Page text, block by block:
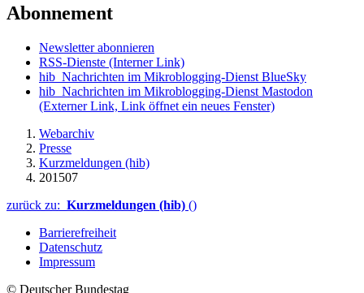
Abonnement
Newsletter abonnieren
RSS-Dienste (Interner Link)
hib_Nachrichten im Mikroblogging-Dienst BlueSky
hib_Nachrichten im Mikroblogging-Dienst Mastodon
(Externer Link, Link öffnet ein neues Fenster)
Webarchiv
Presse
Kurzmeldungen (hib)
201507
zurück zu: Kurzmeldungen (hib) ()
Barrierefreiheit
Datenschutz
Impressum
© Deutscher Bundestag